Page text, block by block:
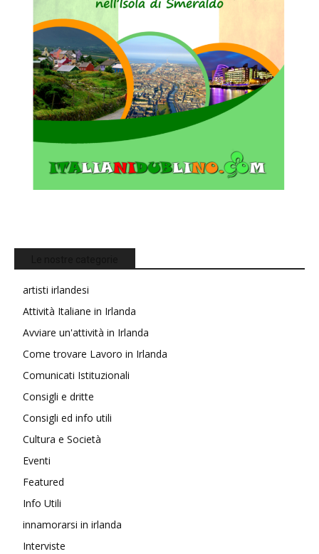
artisti irlandesi
Attività Italiane in Irlanda
Avviare un'attività in Irlanda
Come trovare Lavoro in Irlanda
Comunicati Istituzionali
Consigli e dritte
Consigli ed info utili
Cultura e Società
Eventi
Featured
Info Utili
innamorarsi in irlanda
Interviste